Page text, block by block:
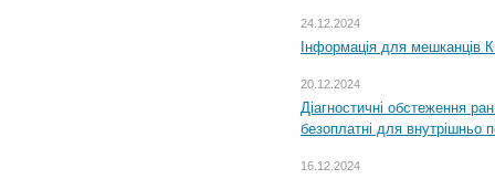
24.12.2024
Інформація для мешканців
20.12.2024
Діагностичні обстеження
безоплатні для внутрішньо
16.12.2024